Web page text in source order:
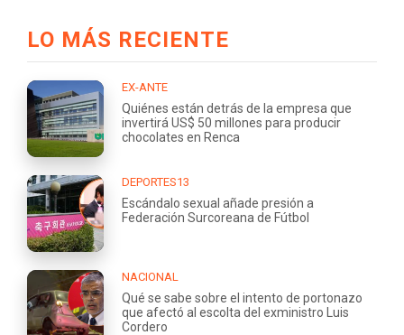
LO MÁS RECIENTE
EX-ANTE
Quiénes están detrás de la empresa que
invertirá US$ 50 millones para producir
chocolates en Renca
DEPORTES13
Escándalo sexual añade presión a
Federación Surcoreana de Fútbol
NACIONAL
Qué se sabe sobre el intento de portonazo
que afectó al escolta del exministro Luis
Cordero